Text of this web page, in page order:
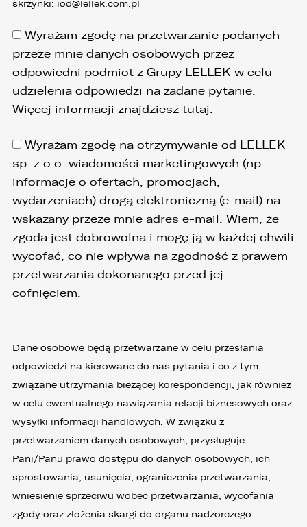
skrzynki: iod@lellek.com.pl
Wyrażam zgodę na przetwarzanie podanych
przeze mnie danych osobowych przez
odpowiedni podmiot z Grupy LELLEK w celu
udzielenia odpowiedzi na zadane pytanie.
Więcej informacji znajdziesz tutaj.
Wyrażam zgodę na otrzymywanie od LELLEK
sp. z o.o. wiadomości marketingowych (np.
informacje o ofertach, promocjach,
wydarzeniach) drogą elektroniczną (e-mail) na
wskazany przeze mnie adres e-mail. Wiem, że
zgoda jest dobrowolna i mogę ją w każdej chwili
wycofać, co nie wpływa na zgodność z prawem
przetwarzania dokonanego przed jej
cofnięciem.
Dane osobowe będą przetwarzane w celu przesłania
odpowiedzi na kierowane do nas pytania i co z tym
związane utrzymania bieżącej korespondencji, jak również
w celu ewentualnego nawiązania relacji biznesowych oraz
wysyłki informacji handlowych. W związku z
przetwarzaniem danych osobowych, przysługuje
Pani/Panu prawo dostępu do danych osobowych, ich
sprostowania, usunięcia, ograniczenia przetwarzania,
wniesienie sprzeciwu wobec przetwarzania, wycofania
zgody oraz złożenia skargi do organu nadzorczego.